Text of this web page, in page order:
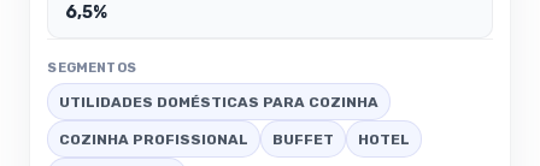
6,5%
SEGMENTOS
UTILIDADES DOMÉSTICAS PARA COZINHA
COZINHA PROFISSIONAL BUFFET HOTEL